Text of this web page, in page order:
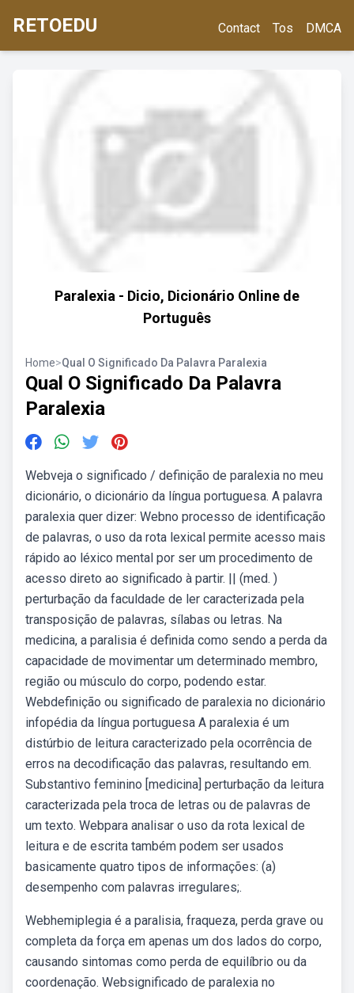
RETOEDU Contact Tos DMCA
Paralexia - Dicio, Dicionário Online de
Português
Home>Qual O Significado Da Palavra Paralexia
Qual O Significado Da Palavra
Paralexia
Webveja o significado / definição de paralexia no meu
dicionário, o dicionário da língua portuguesa. A palavra
paralexia quer dizer: Webno processo de identificação
de palavras, o uso da rota lexical permite acesso mais
rápido ao léxico mental por ser um procedimento de
acesso direto ao significado à partir. || (med. )
perturbação da faculdade de ler caracterizada pela
transposição de palavras, sílabas ou letras. Na
medicina, a paralisia é definida como sendo a perda da
capacidade de movimentar um determinado membro,
região ou músculo do corpo, podendo estar.
Webdefinição ou significado de paralexia no dicionário
infopédia da língua portuguesa A paralexia é um
distúrbio de leitura caracterizado pela ocorrência de
erros na decodificação das palavras, resultando em.
Substantivo feminino [medicina] perturbação da leitura
caracterizada pela troca de letras ou de palavras de
um texto. Webpara analisar o uso da rota lexical de
leitura e de escrita também podem ser usados
basicamente quatro tipos de informações: (a)
desempenho com palavras irregulares;.
Webhemiplegia é a paralisia, fraqueza, perda grave ou
completa da força em apenas um dos lados do corpo,
causando sintomas como perda de equilíbrio ou da
coordenação. Websignificado de paralexia no